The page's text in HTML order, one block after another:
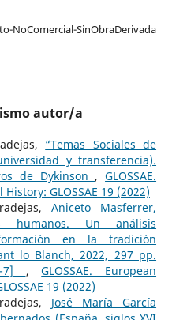
NoComercial-SinObraDerivada
autor/a
“Temas Sociales de
y transferencia).
de Dykinson ,GLOSSAE.
GLOSSAE 19 (2022)
Aniceto Masferrer,
humanos. Un análisis
en la tradición
lo Blanch, 2022, 297 pp.
7] ,GLOSSAE. European
19 (2022)
José María García